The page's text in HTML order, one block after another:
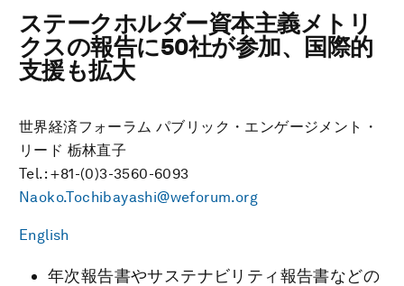
ステークホルダー資本主義メトリ
クスの報告に50社が参加、国際的
支援も拡大
世界経済フォーラム パブリック・エンゲージメント・
リード 栃林直子
Tel.: +81-(0)3-3560-6093
Naoko.Tochibayashi@weforum.org
English
年次報告書やサステナビリティ報告書などの